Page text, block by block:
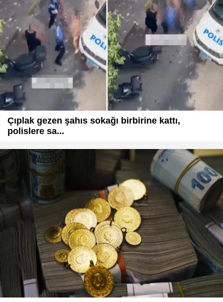
Çıplak gezen şahıs sokağı birbirine kattı,
polislere sa...